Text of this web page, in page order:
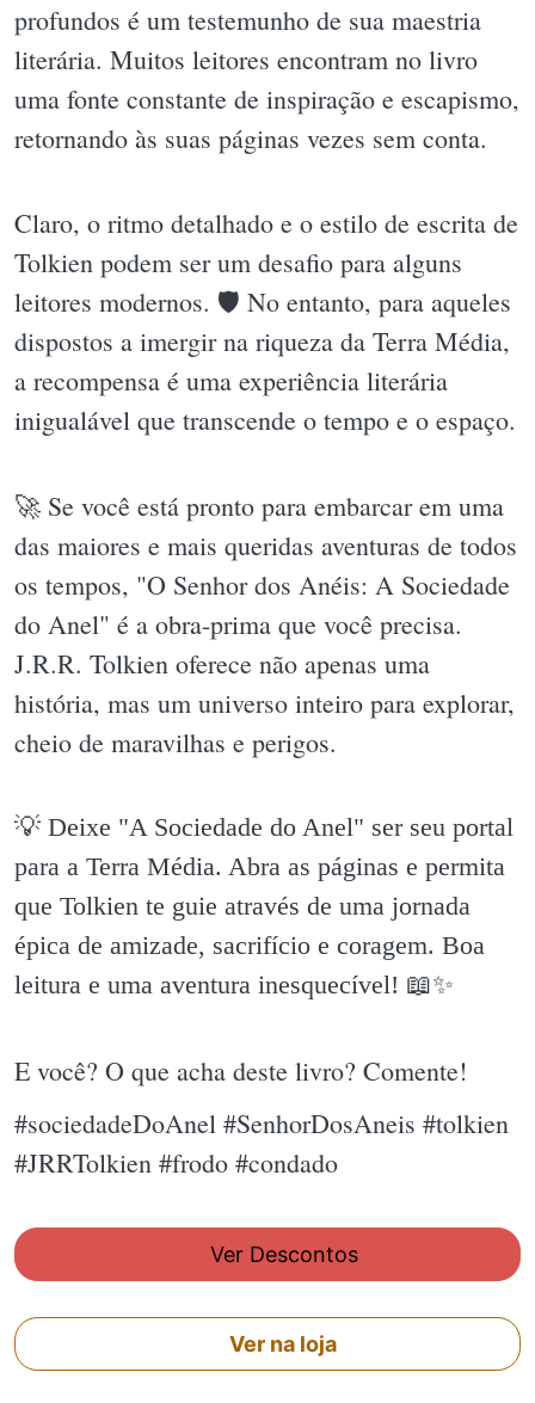
profundos é um testemunho de sua maestria
literária. Muitos leitores encontram no livro
uma fonte constante de inspiração e escapismo,
retornando às suas páginas vezes sem conta.
Claro, o ritmo detalhado e o estilo de escrita de
Tolkien podem ser um desafio para alguns
leitores modernos. 🛡 No entanto, para aqueles
dispostos a imergir na riqueza da Terra Média,
a recompensa é uma experiência literária
inigualável que transcende o tempo e o espaço.
🚀 Se você está pronto para embarcar em uma
das maiores e mais queridas aventuras de todos
os tempos, "O Senhor dos Anéis: A Sociedade
do Anel" é a obra-prima que você precisa.
J.R.R. Tolkien oferece não apenas uma
história, mas um universo inteiro para explorar,
cheio de maravilhas e perigos.
💡 Deixe "A Sociedade do Anel" ser seu portal
para a Terra Média. Abra as páginas e permita
que Tolkien te guie através de uma jornada
épica de amizade, sacrifício e coragem. Boa
leitura e uma aventura inesquecível! 📖✨️
E você? O que acha deste livro? Comente!
#sociedadeDoAnel #SenhorDosAneis #tolkien
#JRRTolkien #frodo #condado
Ver Descontos
Ver na loja